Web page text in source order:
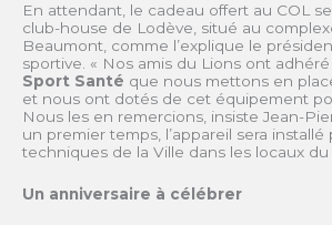
En attendant, le cadeau offert au COL
club-house de Lodève, situé au
Beaumont, comme l’explique le
sportive. « Nos amis du Lions ont
Sport Santé que nous mettons en
et nous ont dotés de cet équipement
Nous les en remercions, insiste Jean-
un premier temps, l’appareil sera installé
techniques de la Ville dans les locaux du
Un anniversaire à célébrer